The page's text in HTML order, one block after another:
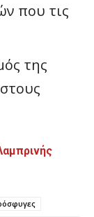
που τις
της